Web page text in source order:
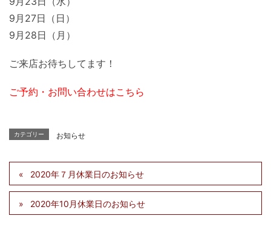
9月27日（日）
9月28日（月）
ご来店お待ちしてます！
ご予約・お問い合わせはこちら
カテゴリー お知らせ
2020年７月休業日のお知らせ
2020年10月休業日のお知らせ